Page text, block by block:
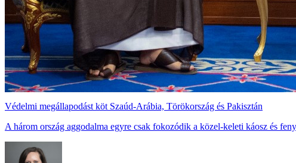
Védelmi megállapodást köt Szaúd-Arábia, Törökország és Pakisztán
A három ország aggodalma egyre csak fokozódik a közel-keleti káosz és